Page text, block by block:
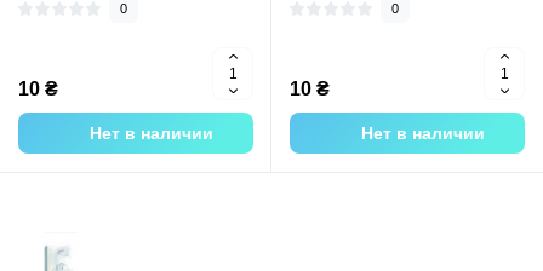
0
10 ₴
Нет в наличии
0
10 ₴
Нет в наличии